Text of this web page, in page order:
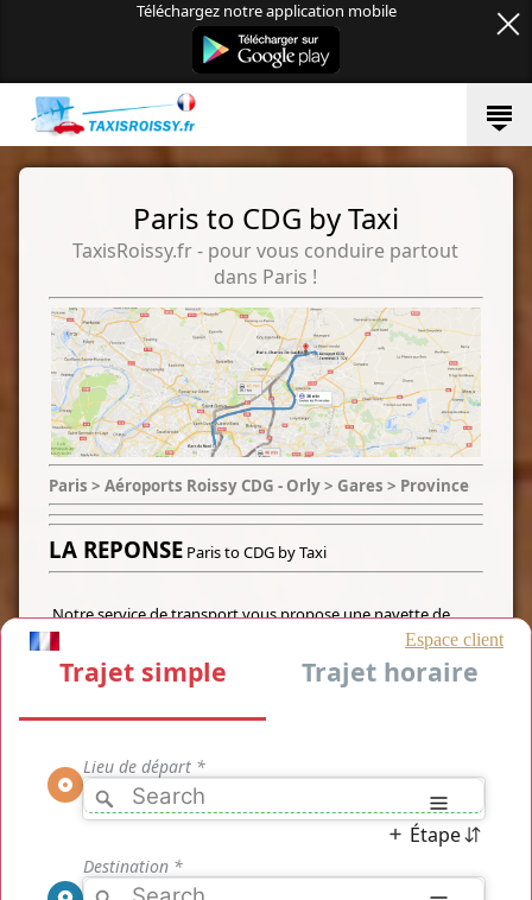
Téléchargez notre application mobile
Paris to CDG by Taxi
TaxisRoissy.fr - pour vous conduire partout
dans Paris !
Paris > Aéroports Roissy CDG - Orly > Gares > Province
LA REPONSE Paris to CDG by Taxi
Notre service de transport vous propose une navette de
transport privatisé avec chauffeur formé et service au top du
top dans un véhicule de luxe équipé pour un transport
de Paris to CDG by Taxià partir de seulement 45€, tarif
chauffeur, équipements et musique, véhicule de luxe et une
Taxi
ou un service de récupération direct à la sortie de votre
aéroport et du terminal. Votre chauffeur vos amène deParis
to CDG by Taximais également de l'aéroport Roissy CDG
jusqu'à Paris et même partout dans la région. Nous vous
proposons sans attendre de profiter d'un transport de haute
qualité pour un tarif moindre.